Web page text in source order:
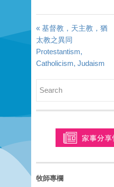
« 基督教，天主教，猶
太教之異同
Protestantism,
Catholicism, Judaism
牧師專欄